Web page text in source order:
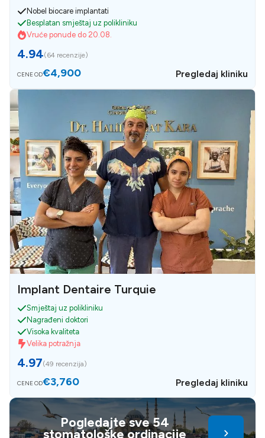
Nobel biocare implantati
Besplatan smještaj uz polikliniku
Vruće ponude do 20.08.
4.94(64 recenzije)
CENE OD€4,900 Pregledaj kliniku
Implant Dentaire Turquie
Smještaj uz polikliniku
Nagrađeni doktori
Visoka kvaliteta
Velika potražnja
4.97(49 recenzija)
CENE OD€3,760 Pregledaj kliniku
Pogledajte sve 54
stomatološke ordinacije